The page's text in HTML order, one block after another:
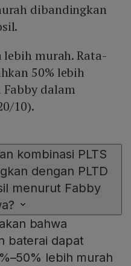
dibandingkan
murah. Rata-
50% lebih
Fabby dalam
10).
kombinasi PLTS
dengan PLTD
menurut Fabby
bahwa
baterai dapat
lebih murah